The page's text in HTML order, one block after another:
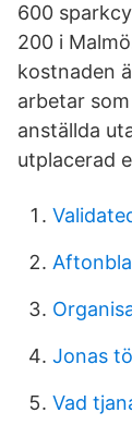
600
200 i
kostnaden
arbetar
anställda
utplacerad
Jonas
Vad